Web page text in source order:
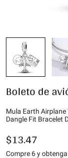
Boleto de
Mula Earth
Dangle Fit Bracelet
$13.47
Compre 6 y obtenga